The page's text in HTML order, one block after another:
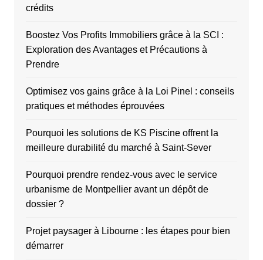
crédits
Boostez Vos Profits Immobiliers grâce à la SCI :
Exploration des Avantages et Précautions à
Prendre
Optimisez vos gains grâce à la Loi Pinel : conseils
pratiques et méthodes éprouvées
Pourquoi les solutions de KS Piscine offrent la
meilleure durabilité du marché à Saint-Sever
Pourquoi prendre rendez-vous avec le service
urbanisme de Montpellier avant un dépôt de
dossier ?
Projet paysager à Libourne : les étapes pour bien
démarrer